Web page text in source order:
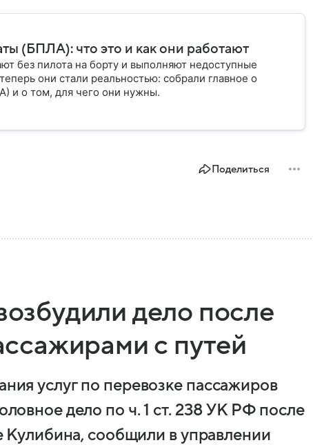
(БПЛА): что это и как они работают
без пилота на борту и выполняют недоступные
они стали реальностью: собрали главное о
и о том, для чего они нужны.
Поделиться
дело после
с путей
услуг по перевозке пассажиров
дело по ч. 1 ст. 238 УК РФ после
Кулибина, сообщили в управлении